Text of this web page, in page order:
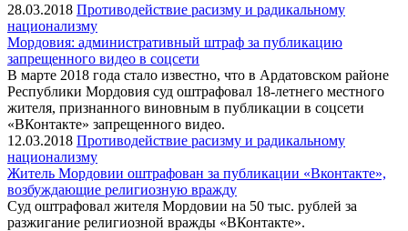
28.03.2018 Противодействие расизму и радикальному
национализму
Мордовия: административный штраф за публикацию
запрещенного видео в соцсети
В марте 2018 года стало известно, что в Ардатовском районе
Республики Мордовия суд оштрафовал 18-летнего местного
жителя, признанного виновным в публикации в соцсети
«ВКонтакте» запрещенного видео.
12.03.2018 Противодействие расизму и радикальному
национализму
Житель Мордовии оштрафован за публикации «Вконтакте»,
возбуждающие религиозную вражду
Суд оштрафовал жителя Мордовии на 50 тыс. рублей за
разжигание религиозной вражды «ВКонтакте».